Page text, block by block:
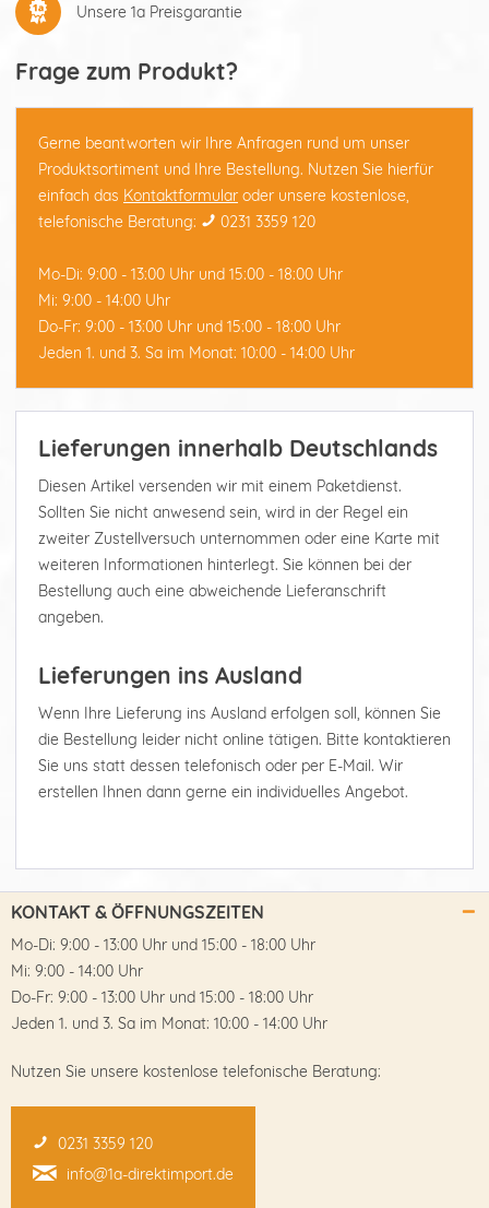
Unsere 1a Preisgarantie
Frage zum Produkt?
Gerne beantworten wir Ihre Anfragen rund um unser
Produktsortiment und Ihre Bestellung. Nutzen Sie hierfür
einfach das Kontaktformular oder unsere kostenlose,
telefonische Beratung:
0231 3359 120
Mo-Di: 9:00 - 13:00 Uhr und 15:00 - 18:00 Uhr
Mi: 9:00 - 14:00 Uhr
Do-Fr: 9:00 - 13:00 Uhr und 15:00 - 18:00 Uhr
Jeden 1. und 3. Sa im Monat: 10:00 - 14:00 Uhr
Lieferungen innerhalb Deutschlands
Diesen Artikel versenden wir mit einem Paketdienst.
Sollten Sie nicht anwesend sein, wird in der Regel ein
zweiter Zustellversuch unternommen oder eine Karte mit
weiteren Informationen hinterlegt. Sie können bei der
Bestellung auch eine abweichende Lieferanschrift
angeben.
Lieferungen ins Ausland
Wenn Ihre Lieferung ins Ausland erfolgen soll, können Sie
die Bestellung leider nicht online tätigen. Bitte kontaktieren
Sie uns statt dessen telefonisch oder per E-Mail. Wir
erstellen Ihnen dann gerne ein individuelles Angebot.
KONTAKT & ÖFFNUNGSZEITEN
Mo-Di: 9:00 - 13:00 Uhr und 15:00 - 18:00 Uhr
Mi: 9:00 - 14:00 Uhr
Do-Fr: 9:00 - 13:00 Uhr und 15:00 - 18:00 Uhr
Jeden 1. und 3. Sa im Monat: 10:00 - 14:00 Uhr
Nutzen Sie unsere kostenlose telefonische Beratung:
0231 3359 120
info@1a-direktimport.de